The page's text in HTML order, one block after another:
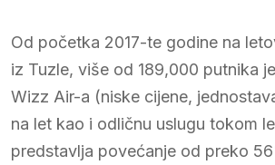
Od početka 2017-te godine na
iz Tuzle, više od 189,000 putnika
Wizz Air-a (niske cijene,
na let kao i odličnu uslugu tokom
predstavlja povećanje od preko